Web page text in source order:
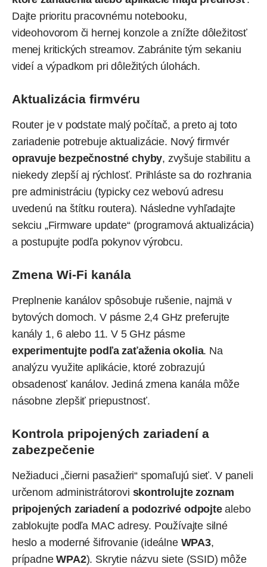
Dajte prioritu pracovnému notebooku,
videohovorom či hernej konzole a znížte dôležitosť
menej kritických streamov. Zabránite tým sekaniu
videí a výpadkom pri dôležitých úlohách.
Aktualizácia firmvéru
Router je v podstate malý počítač, a preto aj toto
zariadenie potrebuje aktualizácie. Nový firmvér
opravuje bezpečnostné chyby, zvyšuje stabilitu a
niekedy zlepší aj rýchlosť. Prihláste sa do rozhrania
pre administráciu (typicky cez webovú adresu
uvedenú na štítku routera). Následne vyhľadajte
sekciu „Firmware update“ (programová aktualizácia)
a postupujte podľa pokynov výrobcu.
Zmena Wi‑Fi kanála
Preplnenie kanálov spôsobuje rušenie, najmä v
bytových domoch. V pásme 2,4 GHz preferujte
kanály 1, 6 alebo 11. V 5 GHz pásme
experimentujte podľa zaťaženia okolia. Na
analýzu využite aplikácie, ktoré zobrazujú
obsadenosť kanálov. Jediná zmena kanála môže
násobne zlepšiť priepustnosť.
Kontrola pripojených zariadení a
zabezpečenie
Nežiaduci „čierni pasažieri“ spomaľujú sieť. V paneli
určenom administrátorovi skontrolujte zoznam
pripojených zariadení a podozrivé odpojtealebo
zablokujte podľa MAC adresy. Používajte silné
heslo a moderné šifrovanie (ideálne WPA3,
prípadneWPA2). Skrytie názvu siete (SSID) môže